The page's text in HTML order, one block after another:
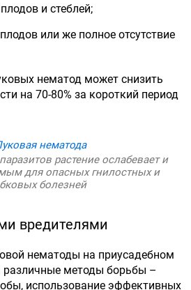
и стеблей;
или же полное отсутствие
нематод может снизить
на 70-80% за короткий период
растение ослабевает и
для опасных гнилостных и
болезней
вредителями
нематоды на приусадебном
различные методы борьбы –
использование эффективных